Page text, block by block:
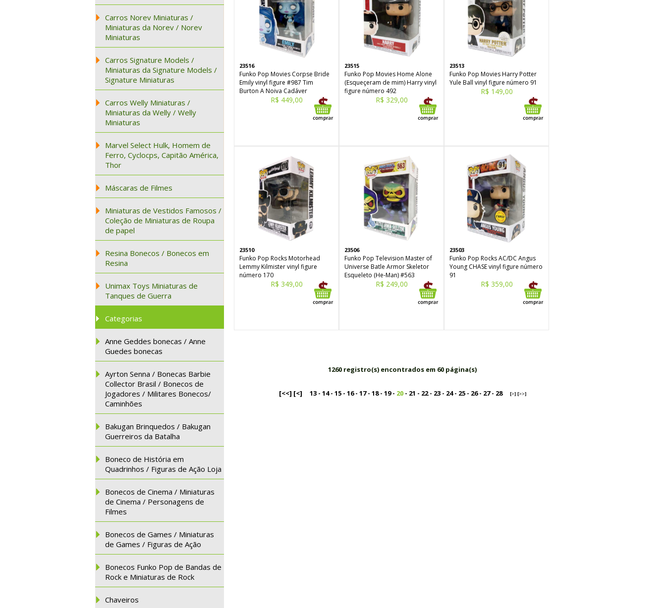
Carros Norev Miniaturas /
Miniaturas da Norev / Norev
Miniaturas
Carros Signature Models /
Miniaturas da Signature Models /
Signature Miniaturas
Carros Welly Miniaturas /
Miniaturas da Welly / Welly
Miniaturas
Marvel Select Hulk, Homem de
Ferro, Cyclocps, Capitão América,
Thor
Máscaras de Filmes
Miniaturas de Vestidos Famosos /
Coleção de Miniaturas de Roupa
de papel
Resina Bonecos / Bonecos em
Resina
Unimax Toys Miniaturas de
Tanques de Guerra
Categorias
Anne Geddes bonecas / Anne
Guedes bonecas
Ayrton Senna / Bonecas Barbie
Collector Brasil / Bonecos de
Jogadores / Militares Bonecos/
Caminhões
Bakugan Brinquedos / Bakugan
Guerreiros da Batalha
Boneco de História em
Quadrinhos / Figuras de Ação Loja
Bonecos de Cinema / Miniaturas
de Cinema / Personagens de
Filmes
Bonecos de Games / Miniaturas
de Games / Figuras de Ação
Bonecos Funko Pop de Bandas de
Rock e Miniaturas de Rock
Chaveiros
23516
Funko Pop Movies Corpse Bride
Emily vinyl figure #987 Tim
Burton A Noiva Cadáver
R$ 449,00
23515
Funko Pop Movies Home Alone
(Esqueçeram de mim) Harry vinyl
figure número 492
R$ 329,00
23513
Funko Pop Movies Harry Potter
Yule Ball vinyl figure número 91
R$ 149,00
23510
Funko Pop Rocks Motorhead
Lemmy Kilmister vinyl figure
número 170
R$ 349,00
23506
Funko Pop Television Master of
Universe Batle Armor Skeletor
Esqueleto (He-Man) #563
R$ 249,00
23503
Funko Pop Rocks AC/DC Angus
Young CHASE vinyl figure número
91
R$ 359,00
1260 registro(s) encontrados em 60 página(s)
[<<] [<] 13 - 14 - 15 - 16 - 17 - 18 - 19 - 20 - 21 - 22 - 23 - 24 - 25 - 26 - 27 - 28 [>] [>>]